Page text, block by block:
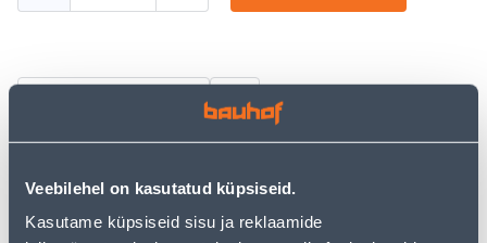
Veebilehel on kasutatud küpsiseid.
Kasutame küpsiseid sisu ja reklaamide
• Tsingitud ja karastatud.
• Komplekti kuulub 100 öösi, läbimõõduga Ø 5 mm,